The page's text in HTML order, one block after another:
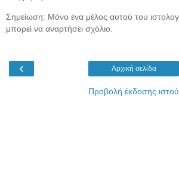
Σημείωση: Μόνο ένα μέλος αυτού του
μπορεί να αναρτήσει σχόλιο.
‹ Αρχική σελίδα
Προβολή έκδοσης ιστού